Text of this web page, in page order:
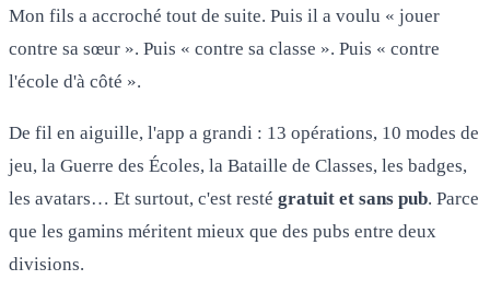
Mon fils a accroché tout de suite. Puis il a voulu « jouer
contre sa sœur ». Puis « contre sa classe ». Puis « contre
l'école d'à côté ».
De fil en aiguille, l'app a grandi : 13 opérations, 10 modes de
jeu, la Guerre des Écoles, la Bataille de Classes, les badges,
les avatars… Et surtout, c'est resté gratuit et sans pub. Parce
que les gamins méritent mieux que des pubs entre deux
divisions.